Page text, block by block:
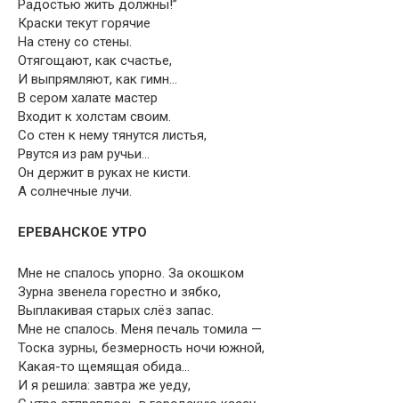
Радостью жить должны!”
Краски текут горячие
На стену со стены.
Отягощают, как счастье,
И выпрямляют, как гимн…
В сером халате мастер
Входит к холстам своим.
Со стен к нему тянутся листья,
Рвутся из рам ручьи…
Он держит в руках не кисти.
А солнечные лучи.
ЕРЕВАНСКОЕ УТРО
Мне не спалось упорно. За окошком
Зурна звенела горестно и зябко,
Выплакивая старых слёз запас.
Мне не спалось. Меня печаль томила —
Тоска зурны, безмерность ночи южной,
Какая-то щемящая обида…
И я решила: завтра же уеду,